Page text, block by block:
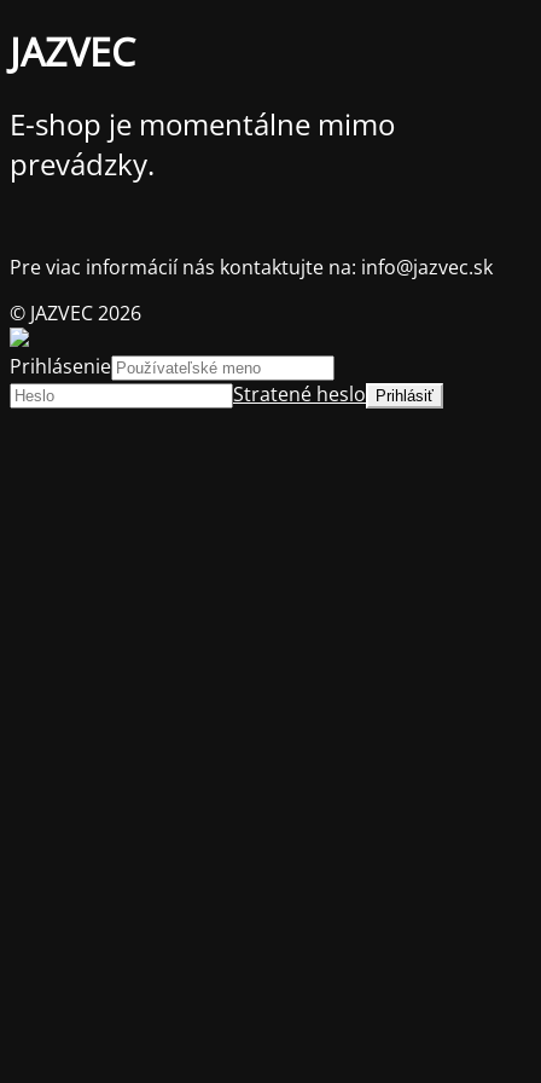
JAZVEC
E-shop je momentálne mimo
prevádzky.
Pre viac informácií nás kontaktujte na: info@jazvec.sk
© JAZVEC 2026
Prihlásenie
Stratené heslo